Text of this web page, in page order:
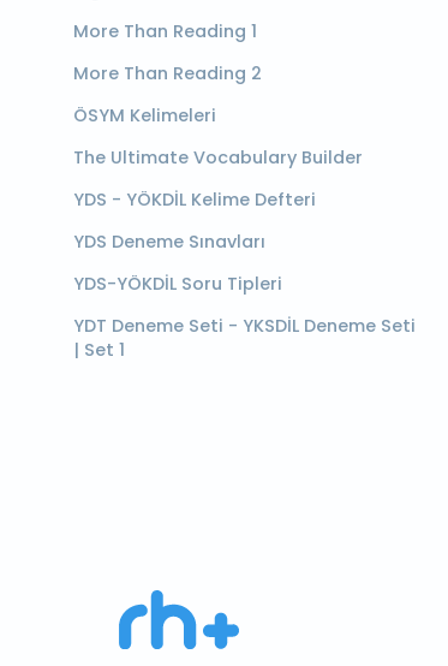
More Than Reading 1
More Than Reading 2
ÖSYM Kelimeleri
The Ultimate Vocabulary Builder
YDS - YÖKDİL Kelime Defteri
YDS Deneme Sınavları
YDS-YÖKDİL Soru Tipleri
YDT Deneme Seti - YKSDİL Deneme Seti
| Set 1